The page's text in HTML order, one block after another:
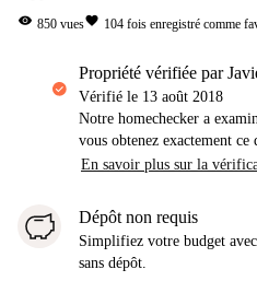
visibility 850 vuesfavorite 104 fois enregistré comme
propriété vérifiée par
Vérifié le 13 août 2018
Notre homechecker a
vous obtenez exactement
En savoir plus sur la
Dépôt non requis
Simplifiez votre budget
sans dépôt.